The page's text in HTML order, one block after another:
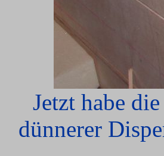
Jetzt habe
dünnerer